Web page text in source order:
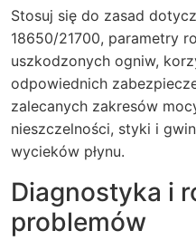
Stosuj się do zasad
18650/21700, parametry
uszkodzonych ogniw,
odpowiednich
zalecanych zakresów
nieszczelności, styki i
wycieków płynu.
Diagnostyka i
problemów